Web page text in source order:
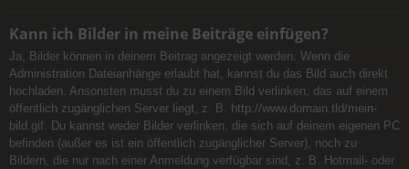
Kann ich Bilder in meine Beiträge einfügen?
Ja, Bilder können in deinem Beitrag angezeigt werden. Wenn die
Administration Dateianhänge erlaubt hat, kannst du das Bild auch direkt
hochladen. Ansonsten musst du zu einem Bild verlinken, das auf einem
öffentlich zugänglichen Server liegt, z. B. http://www.domain.tld/mein-
bild.gif. Du kannst weder Bilder verlinken, die sich auf deinem eigenen PC
befinden (außer es ist ein öffentlich zugänglicher Server), noch zu
Bildern, die nur nach einer Anmeldung verfügbar sind, z. B. Hotmail- oder